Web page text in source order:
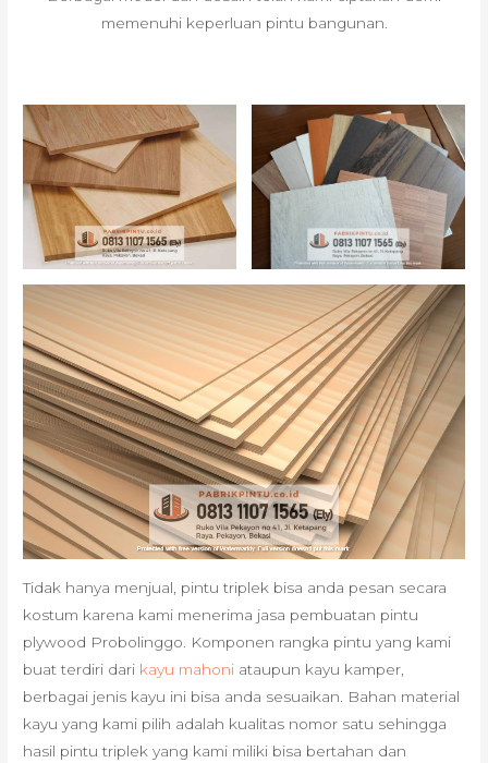
memenuhi keperluan pintu bangunan.
Tidak hanya menjual, pintu triplek bisa anda pesan secara
kostum karena kami menerima jasa pembuatan pintu
plywood Probolinggo. Komponen rangka pintu yang kami
buat terdiri dari kayu mahoni ataupun kayu kamper,
berbagai jenis kayu ini bisa anda sesuaikan. Bahan material
kayu yang kami pilih adalah kualitas nomor satu sehingga
hasil pintu triplek yang kami miliki bisa bertahan dan